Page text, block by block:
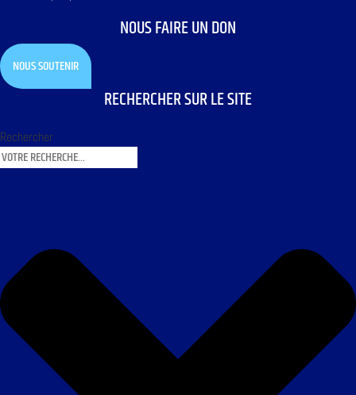
NOUS FAIRE UN DON
NOUS SOUTENIR
RECHERCHER SUR LE SITE
Rechercher